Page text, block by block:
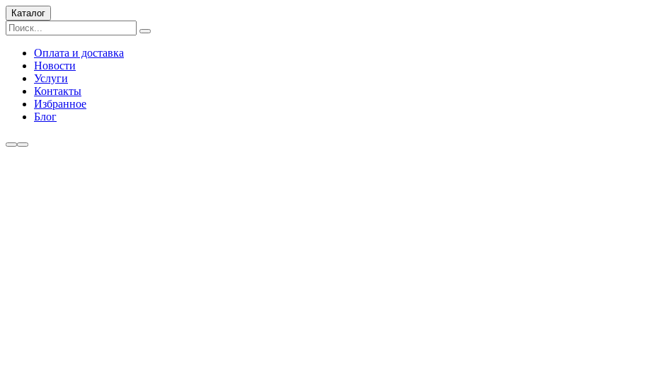
Каталог
Оплата и доставка
Новости
Услуги
Контакты
Избранное
Блог